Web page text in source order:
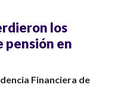
los
pensión en
Financiera de